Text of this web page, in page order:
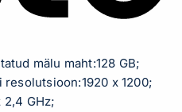
mälu maht:128 GB;
x 1200;
GHz;